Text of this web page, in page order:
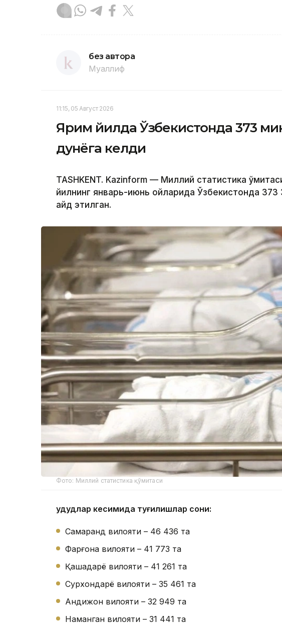
без автора
Муаллиф
11:15, 05 Август 2026
Ярим йилда Ўзбекистонда 373
дунёга келди
TASHKENT. Kazinform — Миллий статистика
йилнинг январь-июнь ойларида Ўзбекистонда
қайд этилган.
Фото: Миллий статистика қўмитаси
Ҳудудлар кесимида туғилишлар сони:
Самарқанд вилояти – 46 436 та
Фарғона вилояти – 41 773 та
Қашқадарё вилояти – 41 261 та
Сурхондарё вилояти – 35 461 та
Андижон вилояти – 32 949 та
Наманган вилояти – 31 441 та